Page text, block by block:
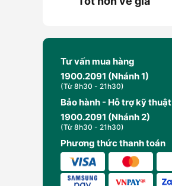
Tư vấn mua hàng
1900.2091 (Nhánh 1)
(Từ 8h30 - 21h30)
Bảo hành - Hỗ trợ kỹ thuật
1900.2091 (Nhánh 2)
(Từ 8h30 - 21h30)
Phương thức thanh toán